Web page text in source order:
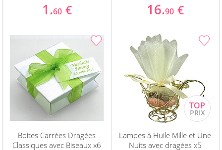
1.60 € 16.90 €
Boites Carrées Dragées
Classiques avec Biseaux x6
Lampes à Huile Mille et Une
Nuits avec dragées x5